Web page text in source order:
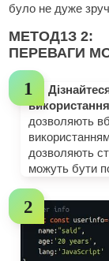
було не дуже
МЕТОД1З 2:
ПЕРЕВАГИ
дозволяють
дозволяють
можуть бути